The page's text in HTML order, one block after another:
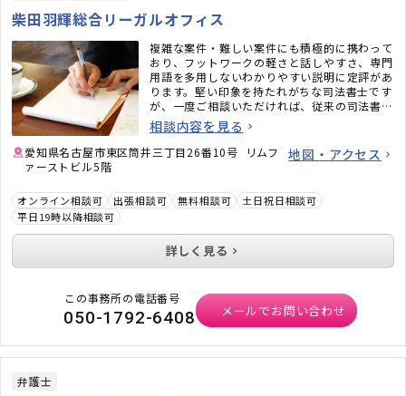
柴田羽輝総合リーガルオフィス
複雑な案件・難しい案件にも積極的に携わって
おり、フットワークの軽さと話しやすさ、専門
用語を多用しないわかりやすい説明に定評があ
ります。堅い印象を持たれがちな司法書士です
が、一度ご相談いただければ、従来の司法書士
のイメージがガラッと変わるかと思います。ど
うぞお気軽にご相談ください。
相談内容を見る
愛知県名古屋市東区筒井三丁目26番10号 リムフ
ァーストビル5階
地図・アクセス
オンライン相談可 出張相談可 無料相談可
土日祝日相談可
平日19時以降相談可
詳しく見る
この事務所の電話番号
050-1792-6408 メールでお問い合わせ
弁護士